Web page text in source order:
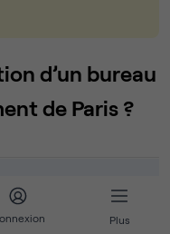
Plus
d’un bureau
de Paris ?
– 600 €